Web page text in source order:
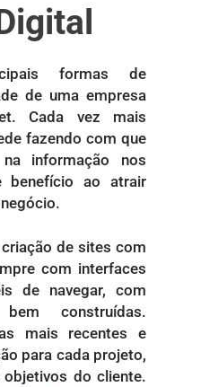
formas de
de uma empresa
Cada vez mais
fazendo com que
informação nos
benefício ao atrair
de sites com
com interfaces
de navegar, com
construídas.
mais recentes e
para cada projeto,
do cliente.